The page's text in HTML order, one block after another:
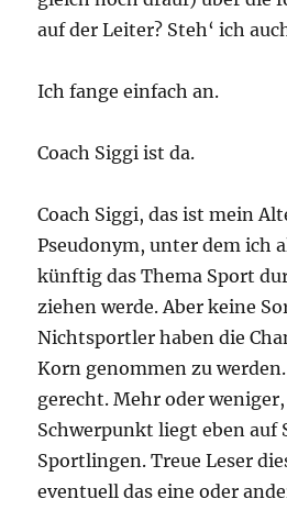
auf der Leiter? Steh‘ ich
Ich fange einfach an.
Coach Siggi ist da.
Coach Siggi, das ist mein
Pseudonym, unter dem ich
künftig das Thema Sport
ziehen werde. Aber keine
Nichtsportler haben die
Korn genommen zu
gerecht. Mehr oder
Schwerpunkt liegt eben auf
Sportlingen. Treue Leser
eventuell das eine oder